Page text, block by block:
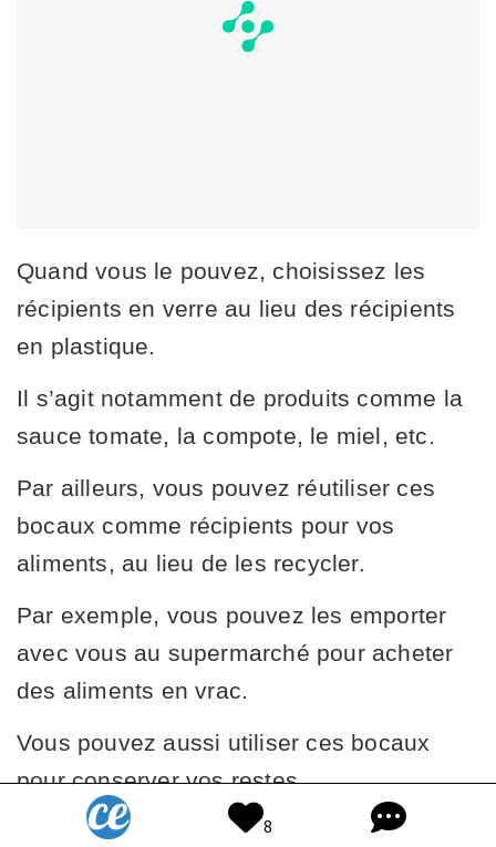
Quand vous le pouvez, choisissez les
récipients en verre au lieu des récipients
en plastique.
Il s’agit notamment de produits comme la
sauce tomate, la compote, le miel, etc.
Par ailleurs, vous pouvez réutiliser ces
bocaux comme récipients pour vos
aliments, au lieu de les recycler.
Par exemple, vous pouvez les emporter
avec vous au supermarché pour acheter
des aliments en vrac.
Vous pouvez aussi utiliser ces bocaux
pour conserver vos restes.
Si vous achetez tout de même des
8